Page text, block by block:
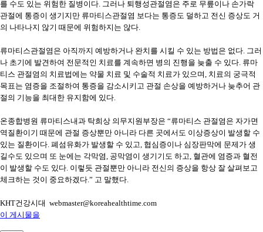
를 수도 있는 위험한 질병이다. 그러나 퇴행성관절염은 주로 무릎이나 손가락
관절에 통증이 생기지만 류마티스관절염 보다는 통증도 덜하고 전신 증상도 거
의 나타나지 않기 때문에 위험하지는 않다.
류마티스관절염은 아직까지 예방하거나 완치를 시킬 수 있는 방법은 없다. 그러
나 초기에 발견하여 전문적인 치료를 계속하면 병의 진행을 늦출 수 있다. 류마
티스 관절염의 치료법에는 약물 치료 및 수술적 치료가 있으며, 치료의 궁극적
목표는 염증을 조절하여 통증을 감소시키고 관절 손상을 예방하거나 늦추어 관
절의 기능을 최대한 유지함에 있다.
온종합병원 류마티스내과 탁희상 의무지원부장은 “류마티스 관절염은 자가면
역질환이기 때문에 관절 증상뿐만 아니라 다른 곳에서도 이상증상이 발생할 수
있는 질환이다. 폐섬유화가 발생할 수 있고, 협심증이나 심장판막에 문제가 생
길수도 있으며 또 눈에는 각막염, 공막염이 생기기도 하고, 혈관에 염증과 혈전
이 발생할 수도 있다. 이렇듯 관절뿐만 아니라 전신의 증상을 항상 잘 살펴보고
체크하는 것이 중요하겠다.” 고 말했다.
KHT건강시대 webmaster@koreahealthtime.com
이 게시물을